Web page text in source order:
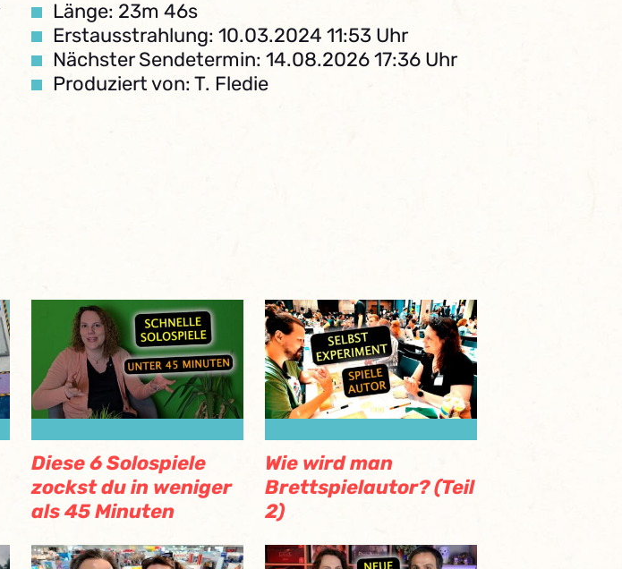
Länge: 23m 46s
Erstausstrahlung: 10.03.2024 11:53 Uhr
Nächster Sendetermin: 14.08.2026 17:36 Uhr
Produziert von: T. Fledie
Diese 6 Solospiele
zockst du in weniger
als 45 Minuten
Wie wird man
Brettspielautor? (Teil
2)